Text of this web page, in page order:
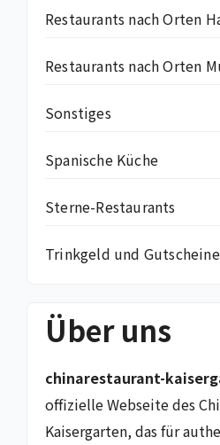
Restaurants nach Orten
Restaurants nach Orten
Sonstiges
Spanische Küche
Sterne-Restaurants
Trinkgeld und Gutscheine
Über uns
chinarestaurant-
offizielle Webseite des
Kaisergarten, das für